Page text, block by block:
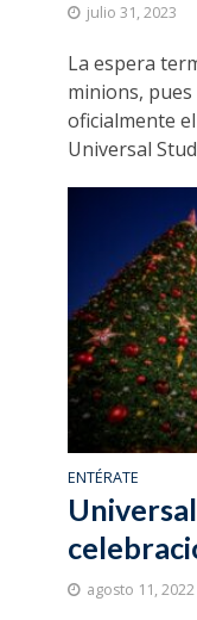
julio 31, 2023
La espera
minions,
oficialmente
Universal
ENTÉRATE
agosto 11, 2022